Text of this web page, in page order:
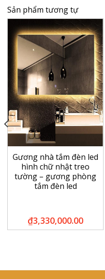
Sản phẩm tương tự
Gương nhà tắm đèn led
hình chữ nhật treo
tường – gương phòng
tắm đèn led
₫3,330,000.00